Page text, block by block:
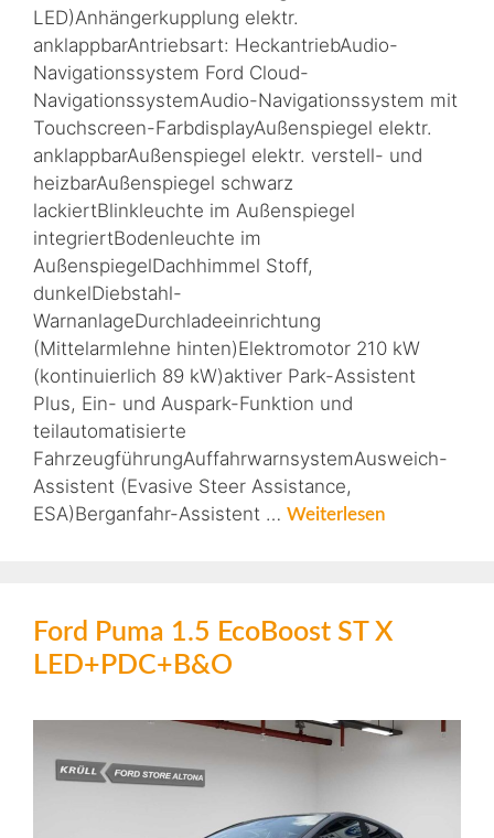
LED)Anhängerkupplung elektr.
anklappbarAntriebsart: HeckantriebAudio-
Navigationssystem Ford Cloud-
NavigationssystemAudio-Navigationssystem mit
Touchscreen-FarbdisplayAußenspiegel elektr.
anklappbarAußenspiegel elektr. verstell- und
heizbarAußenspiegel schwarz
lackiertBlinkleuchte im Außenspiegel
integriertBodenleuchte im
AußenspiegelDachhimmel Stoff,
dunkelDiebstahl-
WarnanlageDurchladeeinrichtung
(Mittelarmlehne hinten)Elektromotor 210 kW
(kontinuierlich 89 kW)aktiver Park-Assistent
Plus, Ein- und Auspark-Funktion und
teilautomatisierte
FahrzeugführungAuffahrwarnsystemAusweich-
Assistent (Evasive Steer Assistance,
ESA)Berganfahr-Assistent … Weiterlesen
Ford Puma 1.5 EcoBoost ST X
LED+PDC+B&O